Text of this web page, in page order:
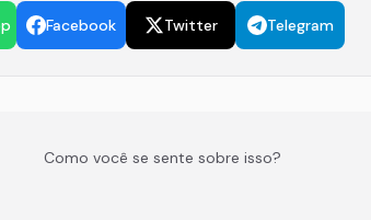
Facebook Twitter Telegram
Como você se sente sobre isso?